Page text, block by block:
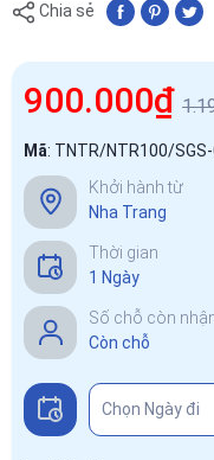
Chia sẻ
900.000₫
Mã: TNTR/NTR100/
Khởi hành từ
Nha Trang
Thời gian
1 Ngày
Số chỗ còn
Còn chỗ